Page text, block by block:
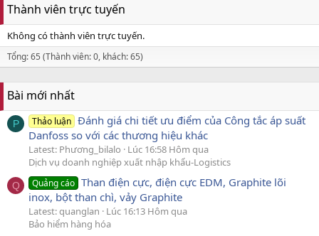
Thành viên trực tuyến
Không có thành viên trực tuyến.
Tổng: 65 (Thành viên: 0, khách: 65)
Bài mới nhất
P Thảo luận Đánh giá chi tiết ưu điểm của Công tắc áp suất
Danfoss so với các thương hiệu khác
Latest: Phương_bilalo
Lúc 16:58 Hôm qua
Dịch vụ doanh nghiệp xuất nhập khẩu-Logistics
Q Quảng cáo Than điện cực, điện cực EDM, Graphite lõi
inox, bột than chì, vảy Graphite
Latest: quanglan
Lúc 16:13 Hôm qua
Bảo hiểm hàng hóa